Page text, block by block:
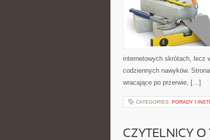
internetowych skrótach, lecz
codziennych nawyków.
wracające po przerwie, […]
CATEGORIES: PORADY I
CZYTELNICY O